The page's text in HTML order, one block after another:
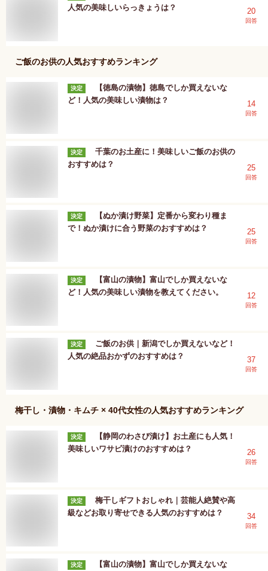
人気の美味しいらっきょうは？
20
回答
ご飯のお供の人気おすすめランキング
決定
【徳島の漬物】徳島でしか買えないな
ど！人気の美味しい漬物は？
14
回答
決定
千葉のお土産に！美味しいご飯のお供の
おすすめは？
25
回答
決定
【ぬか漬け野菜】定番から変わり種ま
で！ぬか漬けに合う野菜のおすすめは？
25
回答
決定
【富山の漬物】富山でしか買えないな
ど！人気の美味しい漬物を教えてください。
12
回答
決定
ご飯のお供｜新潟でしか買えないなど！
人気の絶品おかずのおすすめは？
37
回答
梅干し・漬物・キムチ × 40代女性の人気おすすめランキング
決定
【静岡のわさび漬け】お土産にも人気！
美味しいワサビ漬けのおすすめは？
26
回答
決定
梅干しギフトおしゃれ｜芸能人絶賛や高
級などお取り寄せできる人気のおすすめは？
34
回答
決定
【富山の漬物】富山でしか買えないな